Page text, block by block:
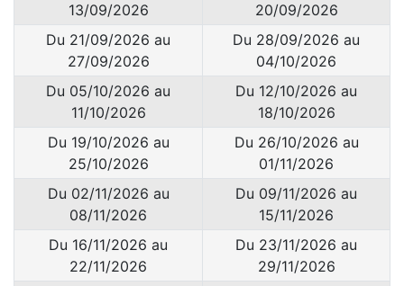
13/09/2026
20/09/2026
Du 21/09/2026 au
27/09/2026
Du 28/09/2026 au
04/10/2026
Du 05/10/2026 au
11/10/2026
Du 12/10/2026 au
18/10/2026
Du 19/10/2026 au
25/10/2026
Du 26/10/2026 au
01/11/2026
Du 02/11/2026 au
08/11/2026
Du 09/11/2026 au
15/11/2026
Du 16/11/2026 au
22/11/2026
Du 23/11/2026 au
29/11/2026